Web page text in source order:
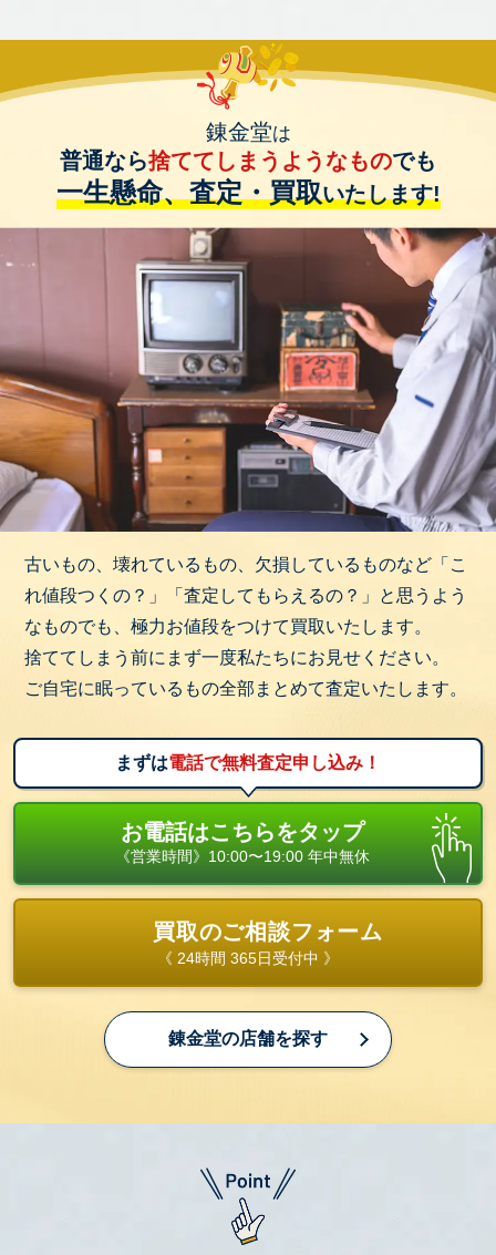
錬金堂は
普通なら捨ててしまうようなものでも
一生懸命、査定・買取いたします!
古いもの、壊れているもの、欠損しているものなど「こ
れ値段つくの？」「査定してもらえるの？」と思うよう
なものでも、極力お値段をつけて買取いたします。
捨ててしまう前にまず一度私たちにお見せください。
ご自宅に眠っているもの全部まとめて査定いたします。
まずは電話で無料査定申し込み！
お電話はこちらをタップ
《営業時間》10:00〜19:00 年中無休
買取のご相談フォーム
《 24時間 365日受付中 》
錬金堂の店舗を探す